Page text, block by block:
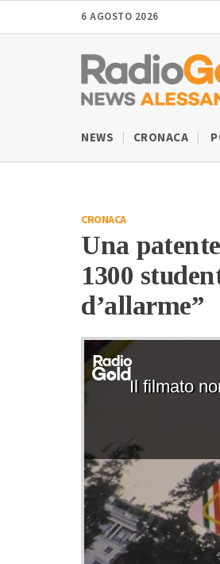
6 AGOSTO 2026
NEWS CRONACA
CRONACA
Una
1300
d’allarme”